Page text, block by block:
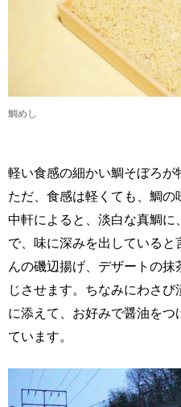
鯛めし
軽い食感の細かい鯛そぼろが
ただ、食感は軽くても、鯛
中軒によると、淡白な真鯛に
で、味に深みを出している
んの磯辺揚げ、デザートの
じさせます。ちなみにわさ
に添えて、お好みで醤油を
ています。